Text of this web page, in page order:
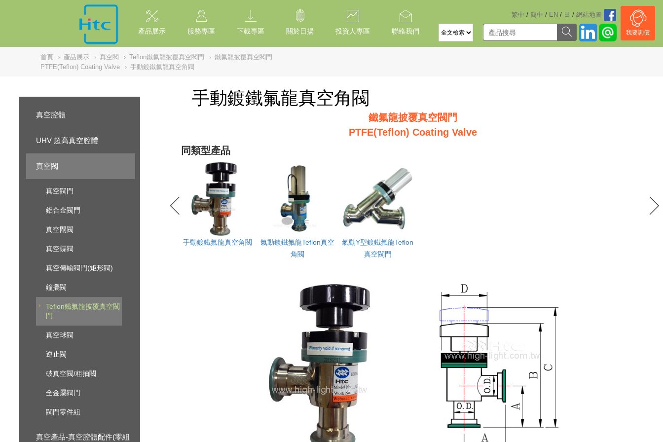
繁中 / 簡中 / EN / 日 / 網站地圖
我要詢價
產品展示 服務專區 下載專區 關於日揚 投資人專區 聯絡我們
首頁 › 產品展示 › 真空閥 › Teflon鐵氟龍披覆真空閥門 › 鐵氟龍披覆真空閥門
PTFE(Teflon) Coating Valve
› 手動鍍鐵氟龍真空角閥
真空腔體
UHV 超高真空腔體
真空閥
真空閥門
鋁合金閥門
真空閘閥
真空蝶閥
真空傳輸閥門(矩形閥)
鐘擺閥
Teflon鐵氟龍披覆真空閥
門
真空球閥
逆止閥
破真空閥/粗抽閥
全金屬閥門
閥門零件組
真空產品-真空腔體配件(零組
手動鍍鐵氟龍真空角閥
鐵氟龍披覆真空閥門
PTFE(Teflon) Coating Valve
同類型產品
手動鍍鐵氟龍真空角閥
氣動鍍鐵氟龍Teflon真空
角閥
氣動Y型鍍鐵氟龍Teflon
真空閥門